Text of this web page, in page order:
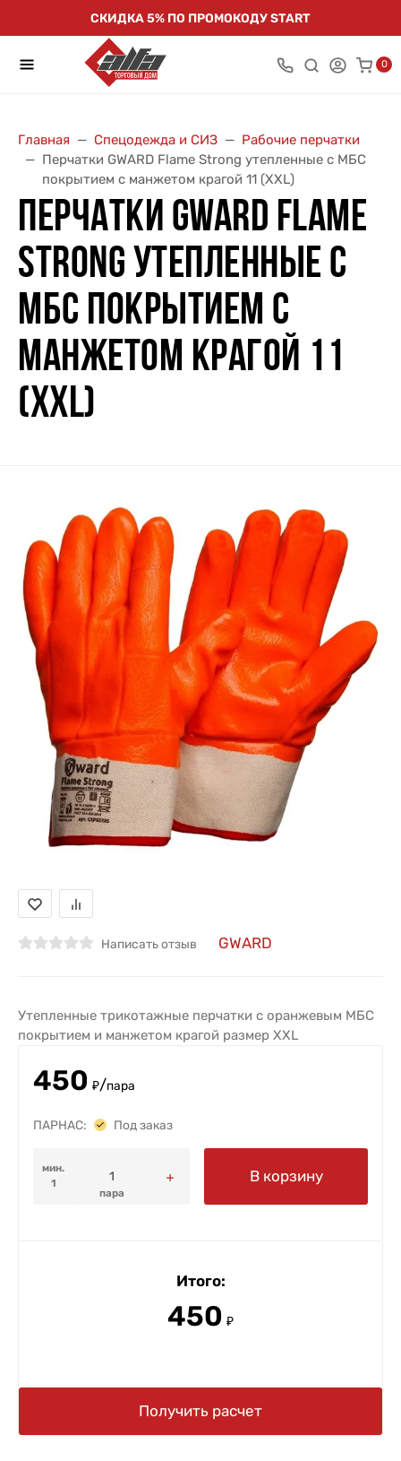
СКИДКА 5% ПО ПРОМОКОДУ START
0
Главная Спецодежда и СИЗ
Рабочие перчатки
Перчатки GWARD Flame Strong утепленные с МБС
покрытием с манжетом крагой 11 (XXL)
ПЕРЧАТКИ GWARD FLAME
STRONG УТЕПЛЕННЫЕ С
МБС ПОКРЫТИЕМ С
МАНЖЕТОМ КРАГОЙ 11
(XXL)
Написать отзыв GWARD
Утепленные трикотажные перчатки с оранжевым МБС
покрытием и манжетом крагой размер XXL
450 ₽/пара
ПАРНАС: Под заказ
мин.
1
пара
В корзину
Итого:
450 ₽
Получить расчет